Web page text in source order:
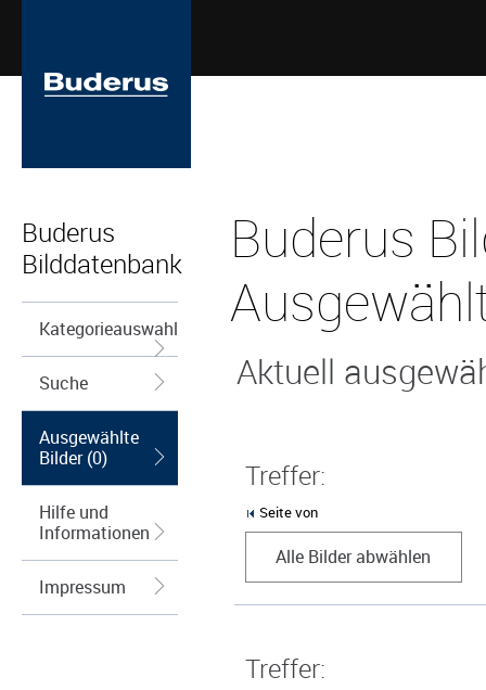
Buderus
Bilddatenbank
Kategorieauswahl
Suche
Ausgewählte
Bilder (0)
Hilfe und
Informationen
Impressum
Buderus
Aktuell
Treffer:
Seite von
Alle Bilder abwählen
Treffer: